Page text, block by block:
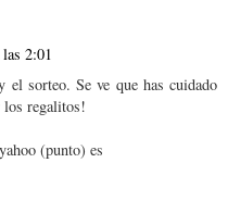
2:01
sorteo. Se ve que has cuidado
los regalitos!
(punto) es